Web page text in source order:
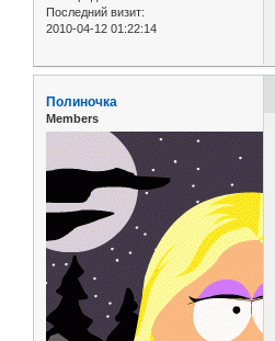
Последний визит:
2010-04-12 01:22:14
Полиночка
Members